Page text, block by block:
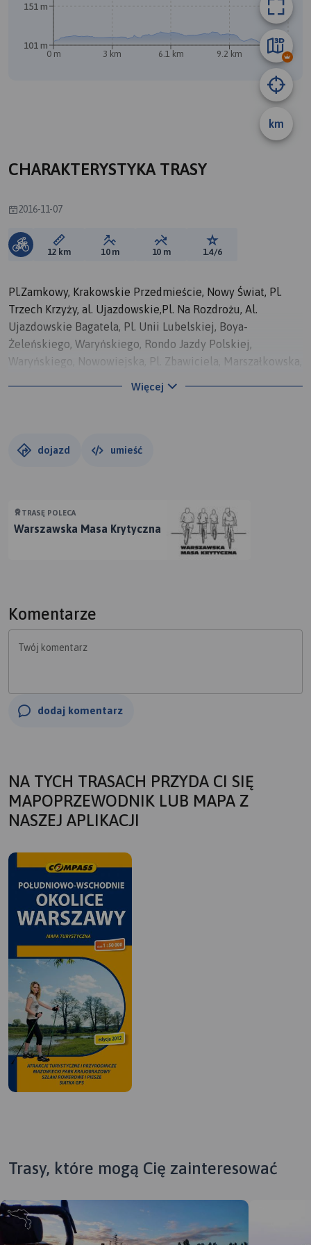
km
0 m 3 km 6.1 km 9.2 km 12 km
101 m
151 m
CHARAKTERYSTYKA TRASY
2016-11-07
Długość trasy:
12 km Suma przewyższeń:
10 m Suma spadków:
10 m Ocena trasy:
1.4/6
Pl.Zamkowy, Krakowskie Przedmieście, Nowy Świat, Pl.
Trzech Krzyży, al. Ujazdowskie,Pl. Na Rozdrożu, Al.
Ujazdowskie Bagatela, Pl. Unii Lubelskiej, Boya-
Żeleńskiego, Waryńskiego, Rondo Jazdy Polskiej,
Waryńskiego, Nowowiejska, Pl. Zbawiciela, Marszałkowska,
Marszałkowska, Świętokrzyska,Rondo ONZ, AL. Jana Pawła
Więcej
dojazd umieść
TRASĘ POLECA
Warszawska Masa Krytyczna
Komentarze
Twój komentarz
dodaj komentarz
NA TYCH TRASACH PRZYDA CI SIĘ
MAPOPRZEWODNIK LUB MAPA Z
NASZEJ APLIKACJI
Trasy, które mogą Cię zainteresować